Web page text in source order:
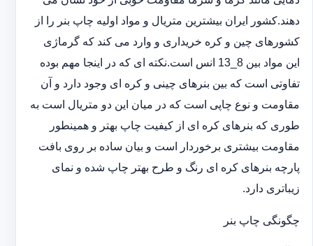
دهند.کشور ایران بیشترین متریال و مواد اولیه چاپ بنر را از
کشورهای چین و کره خریداری و وارد می کند که گرماژی
این مواد بین 8_13 انس است.نکته ای که در اینجا مهم بوده
تفاوتی است که بین بنرهای چینی و کره ای وجود دارد و آن
مقاومت و نوع چاپی است که در میان این دو متریال است به
طوری که بنرهای کره ای از کیفیت چاپ بهتر و همینطور
مقاومت بیشتری برخوردار است و بیان ساده بر روی بافت
پارچه بنرهای کره ای رنگ و طرح بهتر چاپ شده و نمای
زیباتری دارد.
چگونگی چاپ بنر